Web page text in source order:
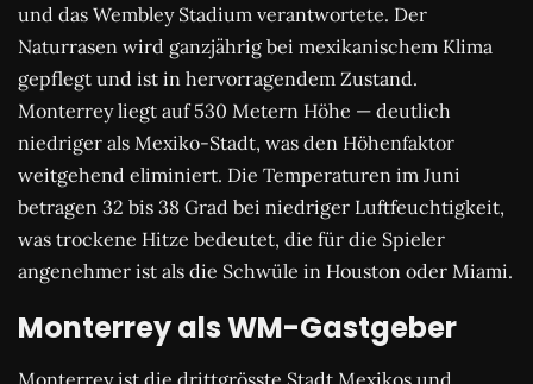
und das Wembley Stadium verantwortete. Der
Naturrasen wird ganzjährig bei mexikanischem Klima
gepflegt und ist in hervorragendem Zustand.
Monterrey liegt auf 530 Metern Höhe — deutlich
niedriger als Mexiko-Stadt, was den Höhenfaktor
weitgehend eliminiert. Die Temperaturen im Juni
betragen 32 bis 38 Grad bei niedriger Luftfeuchtigkeit,
was trockene Hitze bedeutet, die für die Spieler
angenehmer ist als die Schwüle in Houston oder Miami.
Monterrey als WM-Gastgeber
Monterrey ist die drittgrösste Stadt Mexikos und